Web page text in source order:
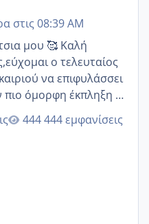
στις 08:39 AM
μου 🥰 Καλή
ο τελευταίος
να επιφυλάσσει
πιο όμορφη έκπληξη 🧿
@Παρασκευαιδου
@Christi.D.
444 εμφανίσεις